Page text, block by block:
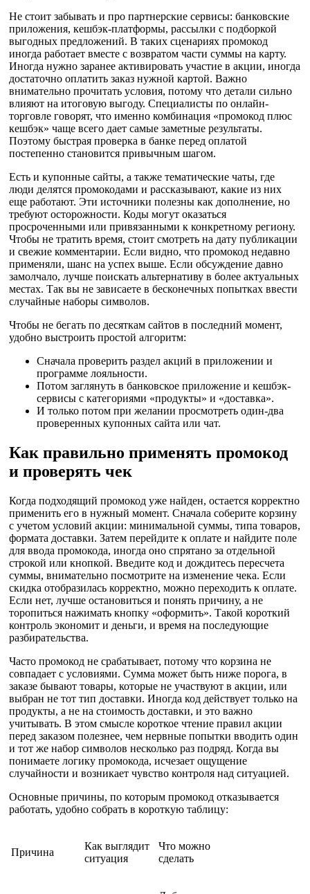
Не стоит забывать и про партнерские сервисы: банковские
приложения, кешбэк-платформы, рассылки с подборкой
выгодных предложений. В таких сценариях промокод
иногда работает вместе с возвратом части суммы на карту.
Иногда нужно заранее активировать участие в акции, иногда
достаточно оплатить заказ нужной картой. Важно
внимательно прочитать условия, потому что детали сильно
влияют на итоговую выгоду. Специалисты по онлайн-
торговле говорят, что именно комбинация «промокод плюс
кешбэк» чаще всего дает самые заметные результаты.
Поэтому быстрая проверка в банке перед оплатой
постепенно становится привычным шагом.
Есть и купонные сайты, а также тематические чаты, где
люди делятся промокодами и рассказывают, какие из них
еще работают. Эти источники полезны как дополнение, но
требуют осторожности. Коды могут оказаться
просроченными или привязанными к конкретному региону.
Чтобы не тратить время, стоит смотреть на дату публикации
и свежие комментарии. Если видно, что промокод недавно
применяли, шанс на успех выше. Если обсуждение давно
замолчало, лучше поискать альтернативу в более актуальных
местах. Так вы не зависаете в бесконечных попытках ввести
случайные наборы символов.
Чтобы не бегать по десяткам сайтов в последний момент,
удобно выстроить простой алгоритм:
Сначала проверить раздел акций в приложении и
программе лояльности.
Потом заглянуть в банковское приложение и кешбэк-
сервисы с категориями «продукты» и «доставка».
И только потом при желании просмотреть один-два
проверенных купонных сайта или чат.
Как правильно применять промокод
и проверять чек
Когда подходящий промокод уже найден, остается корректно
применить его в нужный момент. Сначала соберите корзину
с учетом условий акции: минимальной суммы, типа товаров,
формата доставки. Затем перейдите к оплате и найдите поле
для ввода промокода, иногда оно спрятано за отдельной
строкой или кнопкой. Введите код и дождитесь пересчета
суммы, внимательно посмотрите на изменение чека. Если
скидка отобразилась корректно, можно переходить к оплате.
Если нет, лучше остановиться и понять причину, а не
торопиться нажимать кнопку «оформить». Такой короткий
контроль экономит и деньги, и время на последующие
разбирательства.
Часто промокод не срабатывает, потому что корзина не
совпадает с условиями. Сумма может быть ниже порога, в
заказе бывают товары, которые не участвуют в акции, или
выбран не тот тип доставки. Иногда код действует только на
продукты, а не на стоимость доставки, и это важно
учитывать. В этом смысле короткое чтение правил акции
перед заказом полезнее, чем нервные попытки вводить один
и тот же набор символов несколько раз подряд. Когда вы
понимаете логику промокода, исчезает ощущение
случайности и возникает чувство контроля над ситуацией.
Основные причины, по которым промокод отказывается
работать, удобно собрать в короткую таблицу:
Причина
Как выглядит
ситуация
Что можно
сделать